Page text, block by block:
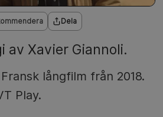
Dela
av Xavier Giannoli.
långfilm från 2018.
Play.